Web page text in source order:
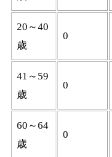
20～40
歳
0
41～59
歳
0
60～64
歳
0